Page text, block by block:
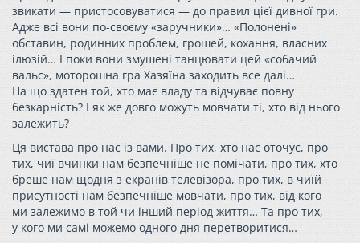
звикати — пристосовуватися — до правил цієї дивної гри.
Адже всі вони по-своєму «заручники»… «Полонені»
обставин, родинних проблем, грошей, кохання, власних
ілюзій… І поки вони змушені танцювати цей «собачий
вальс», моторошна гра Хазяїна заходить все далі…
На що здатен той, хто має владу та відчуває повну
безкарність? І як же довго можуть мовчати ті, хто від нього
залежить?
Ця вистава про нас із вами. Про тих, хто нас оточує, про
тих, чиї вчинки нам безпечніше не помічати, про тих, хто
бреше нам щодня з екранів телевізора, про тих, в чиїй
присутності нам безпечніше мовчати, про тих, від кого
ми залежимо в той чи інший період життя… Та про тих,
у кого ми самі можемо одного дня перетворитися…